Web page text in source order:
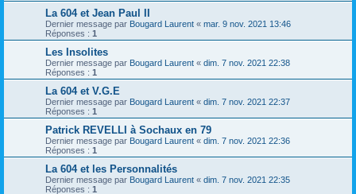
La 604 et Jean Paul II
Dernier message par Bougard Laurent « mar. 9 nov. 2021 13:46
Réponses : 1
Les Insolites
Dernier message par Bougard Laurent « dim. 7 nov. 2021 22:38
Réponses : 1
La 604 et V.G.E
Dernier message par Bougard Laurent « dim. 7 nov. 2021 22:37
Réponses : 1
Patrick REVELLI à Sochaux en 79
Dernier message par Bougard Laurent « dim. 7 nov. 2021 22:36
Réponses : 1
La 604 et les Personnalités
Dernier message par Bougard Laurent « dim. 7 nov. 2021 22:35
Réponses : 1